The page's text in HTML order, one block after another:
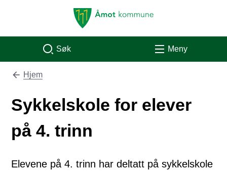
Åmot kommune
Søk Meny
Du er her:
Hjem
Sykkelskole for elever
på 4. trinn
Elevene på 4. trinn har deltatt på sykkelskole